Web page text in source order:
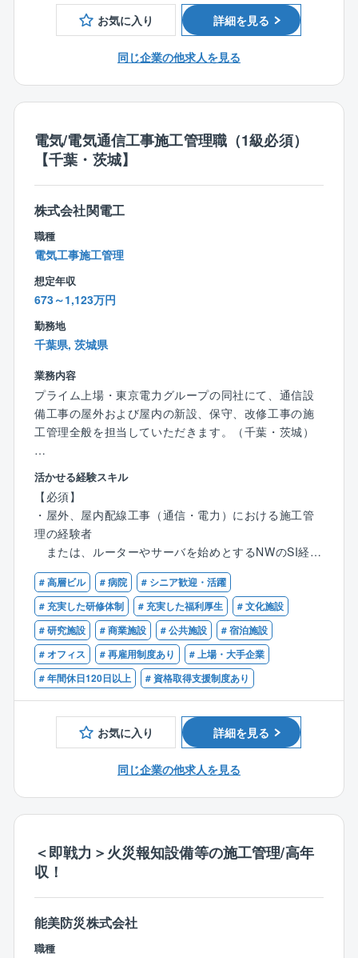
大規模な現場では何よりチームワークが大切で、社員
同士はもとより『チームノーミ』の一員である協力業
【魅力ポイント】
やすさから。創業100年の持続力は、働く社員にも十分
な配慮があるということです。たとえば、残業手当な
どもきっちり整備され、正しく運用されています。
とは言え、残業削減にも取り組んでおり、直出/直帰や
半休取得の推進を行っています。また、土日出勤が発
生した場合には、代休取得を上司・同僚が積極的に勧
めています。このように今求められている建設現場に
おける働き方改革にも積極的に取組んでいるところで
す。
手当等福利厚生も充実しているため、働きやすい状況
です。
一般建築物における、電気設備の施工管理業務に従事
頂きます。
【具体的には】
・工事の見積もり・工事の工程管理・資材管理・安全
す。
・ゼネコンや工事業者、施主など、様々な関係者との
折衝も担当していただきます。
・物件の規模は数百万円から数十億円と様々で、新設
や改修など幅広く担当していますので、あなたのキャ
リアに応じた工事に携わりながら、ステップアップで
きます。
・入社2〜3年は、社内のルールや関電工の仕事のスタ
■募集背景
同社の更なる飛躍を目指し、次代の関電工を担う新し
い人材を募集します。各業界のトップクラスのお客様
とのお取引が多く、今までの経験を活かしながら能
力・スキルを高めていける職場です。
お気に入り 詳細を見る
同じ企業の他求人を見る
電気/電気通信工事施工管理職（1級必須）
【千葉・茨城】
株式会社関電工
職種
電気工事施工管理
想定年収
673～1,123万円
勤務地
千葉県, 茨城県
業務内容
プライム上場・東京電力グループの同社にて、通信設
備工事の屋外および屋内の新設、保守、改修工事の施
工管理全般を担当していただきます。（千葉・茨城）
■入社準備金・入社一時金導入！
＜入社準備金＞入社日の前日に30万円の支給
＜入社一時金＞支給日：賞与支給日（6/15・12/10）
（例）支給額：基本給の2.5ヶ月分（在籍期間で按分有
り）
■同社の魅力
・案件数が多いため、ご経験に合った案件から挑戦
し、徐々にキャリアアップできる環境です。
・2024年度は複数回のベースアップを実施し、保険や
手当等福利厚生も充実しているため、働きやすい状況
です。
通信設備工事の屋外および屋内の新設、保守、改修工
事の施工管理全般を担当していただきます。
・工事の見積り・工事の工程管理・資材管理・安全管
理・労務 管理・原価管理・品質管理・事務管理など
を通じて、現場のモチベーション・生産性を高めてい
く役割です。通信事業者など、様々な関係者との折衝
・数百万円から数億円規模の新築工事や改修工事を数
多く手掛けていますので、あなたのキャリアに応じた
イルを学んでいただく期間と考えています。じっくり
腰を落ち着けて仕事に取り組んでください。
活かせる経験スキル
【必須】
・屋外、屋内配線工事（通信・電力）における施工管
理の経験者
または、ルーターやサーバを始めとするNWのSI経験
者
・1級電気工事施工管理技士
・1級電気通信工事施工管理技士
【歓迎】
・現場代理人の経験者
または、CCNP・CCIE、NW・DBスペシャリスト
# 高層ビル # 病院
# シニア歓迎・活躍
# 充実した研修体制
# 充実した福利厚生
# 文化施設
# 研究施設
# 商業施設 # 公共施設
# 宿泊施設
# オフィス
# 再雇用制度あり
# 上場・大手企業
# 年間休日120日以上
# 資格取得支援制度あり
お気に入り 詳細を見る
同じ企業の他求人を見る
＜即戦力＞火災報知設備等の施工管理/高年
収！
能美防災株式会社
職種